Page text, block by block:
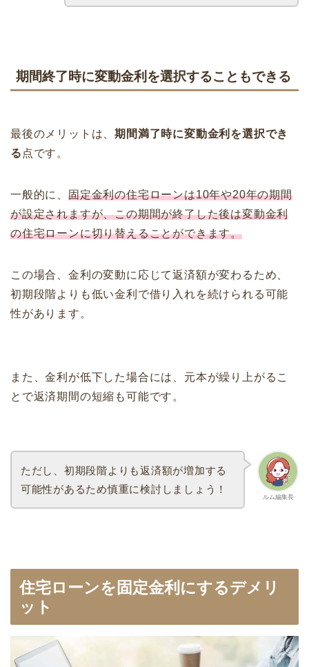
期間終了時に変動金利を選択することもできる
最後のメリットは、期間満了時に変動金利を選択でき
る 点です。
一般的に、 固定金利の住宅ローンは10年や20年の期間
が設定されますが、この期間が終了した後は変動金利
の住宅ローンに切り替えることができます。
この場合、金利の変動に応じて返済額が変わるため、
初期段階よりも低い金利で借り入れを続けられる可能
性があります。
また、金利が低下した場合には、元本が繰り上がるこ
とで返済期間の短縮も可能です。
ルム編集長
ただし、初期段階よりも返済額が増加する
可能性があるため慎重に検討しましょう！
住宅ローンを固定金利にするデメリ
ット